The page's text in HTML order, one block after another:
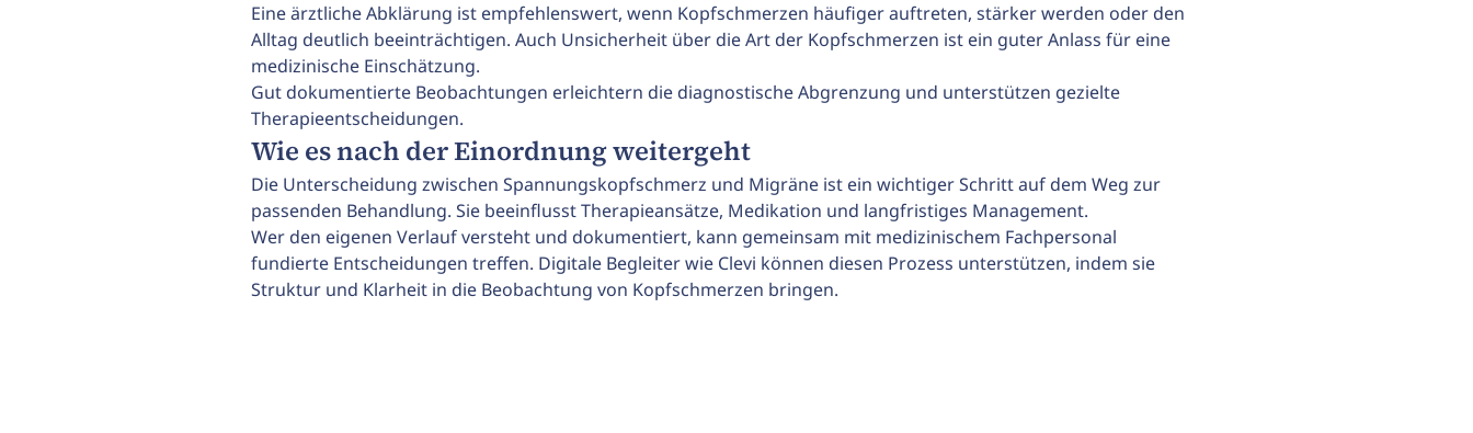
Eine ärztliche Abklärung ist empfehlenswert, wenn Kopfschmerzen häufiger auftreten, stärker werden oder den
Alltag deutlich beeinträchtigen. Auch Unsicherheit über die Art der Kopfschmerzen ist ein guter Anlass für eine
medizinische Einschätzung.
Gut dokumentierte Beobachtungen erleichtern die diagnostische Abgrenzung und unterstützen gezielte
Therapieentscheidungen.
Wie es nach der Einordnung weitergeht
Die Unterscheidung zwischen Spannungskopfschmerz und Migräne ist ein wichtiger Schritt auf dem Weg zur
passenden Behandlung. Sie beeinflusst Therapieansätze, Medikation und langfristiges Management.
Wer den eigenen Verlauf versteht und dokumentiert, kann gemeinsam mit medizinischem Fachpersonal
fundierte Entscheidungen treffen. Digitale Begleiter wie Clevi können diesen Prozess unterstützen, indem sie
Struktur und Klarheit in die Beobachtung von Kopfschmerzen bringen.